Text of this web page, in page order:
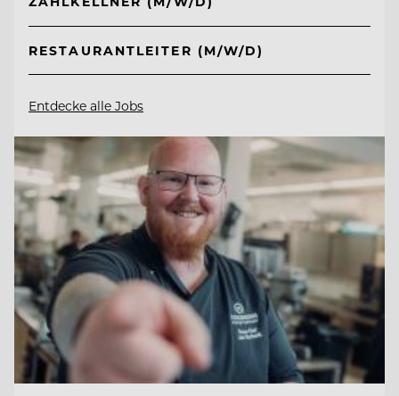
RESTAURANTLEITER (M/W/D)
Entdecke alle Jobs